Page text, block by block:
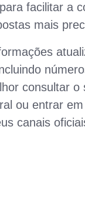
facilitar a
mais
consultar o
ou entrar
canais